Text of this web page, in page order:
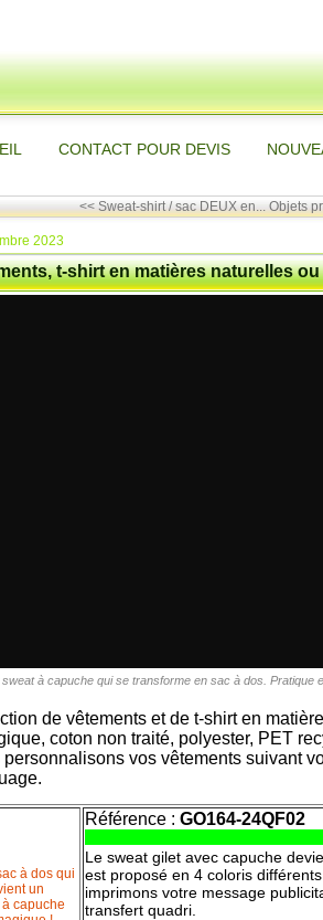
CONTACT POUR DEVIS
<< Sweat-shirt / sac DEUX en... Objets
2023
t-shirt en matières naturelles
sweat à capuche qui se transforme en sac à dos. Pratique
de vêtements et de t-shirt en
coton non traité, polyester, PET
personnalisons vos vêtements suivant
Référence : GO164-24QF02
Le sweat gilet avec capuche
est proposé en 4 coloris
imprimons votre message
transfert quadri.